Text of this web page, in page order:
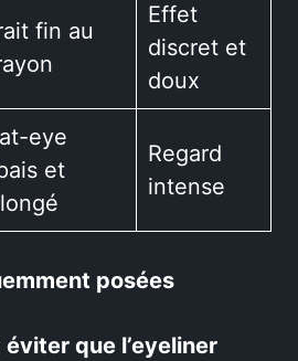
fin au
Effet
discret et
doux
eye
et
Regard
intense
posées
que l’eyeliner